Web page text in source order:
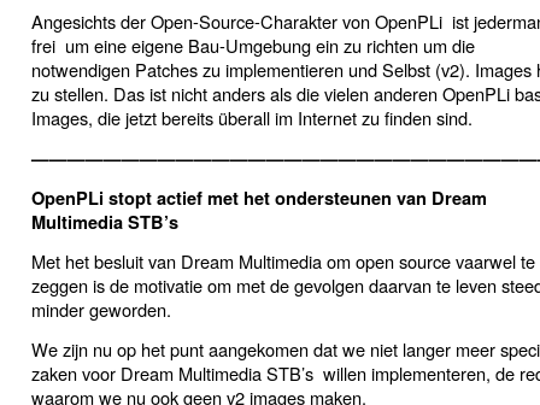
Angesichts der Open-Source-Charakter von OpenPLi ist
frei um eine eigene Bau-Umgebung ein zu richten um die
notwendigen Patches zu implementieren und Selbst (v2). Images
zu stellen. Das ist nicht anders als die vielen anderen OpenPLi
Images, die jetzt bereits überall im Internet zu finden sind.
OpenPLi stopt actief met het ondersteunen van Dream
Multimedia STB’s
Met het besluit van Dream Multimedia om open source vaarwel te
zeggen is de motivatie om met de gevolgen daarvan te leven
minder geworden.
We zijn nu op het punt aangekomen dat we niet langer meer
zaken voor Dream Multimedia STB’s willen implementeren, de
waarom we nu ook geen v2 images maken.